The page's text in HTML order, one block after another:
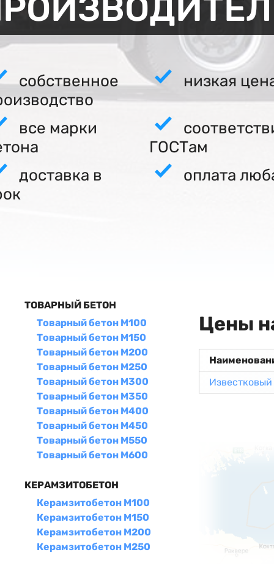
собственное
низкая
все марки
ГОСТам
доставка в
оплата
ТОВАРНЫЙ БЕТОН
Товарный бетон М100
Товарный бетон М150
Товарный бетон М200
Товарный бетон М250
Товарный бетон М300
Товарный бетон М350
Товарный бетон М400
Товарный бетон М450
Товарный бетон М550
Товарный бетон М600
КЕРАМЗИТОБЕТОН
Керамзитобетон М100
Керамзитобетон М150
Керамзитобетон М200
Керамзитобетон М250
Цены